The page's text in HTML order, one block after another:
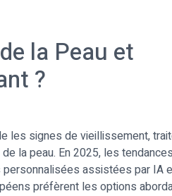
la Peau et
?
les signes de vieillissement,
la peau. En 2025, les
assistées par IA
préfèrent les options